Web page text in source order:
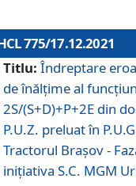
775/17.12.2021
Titlu: Îndreptare
de înălţime al
2S/(S+D)+P+2E din
P.U.Z. preluat în
Tractorul Braşov -
iniţiativa S.C. MGM